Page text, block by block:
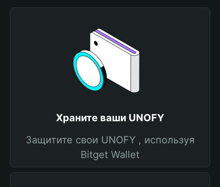
Храните ваши UNOFY
Защитите свои UNOFY , используя
Bitget Wallet